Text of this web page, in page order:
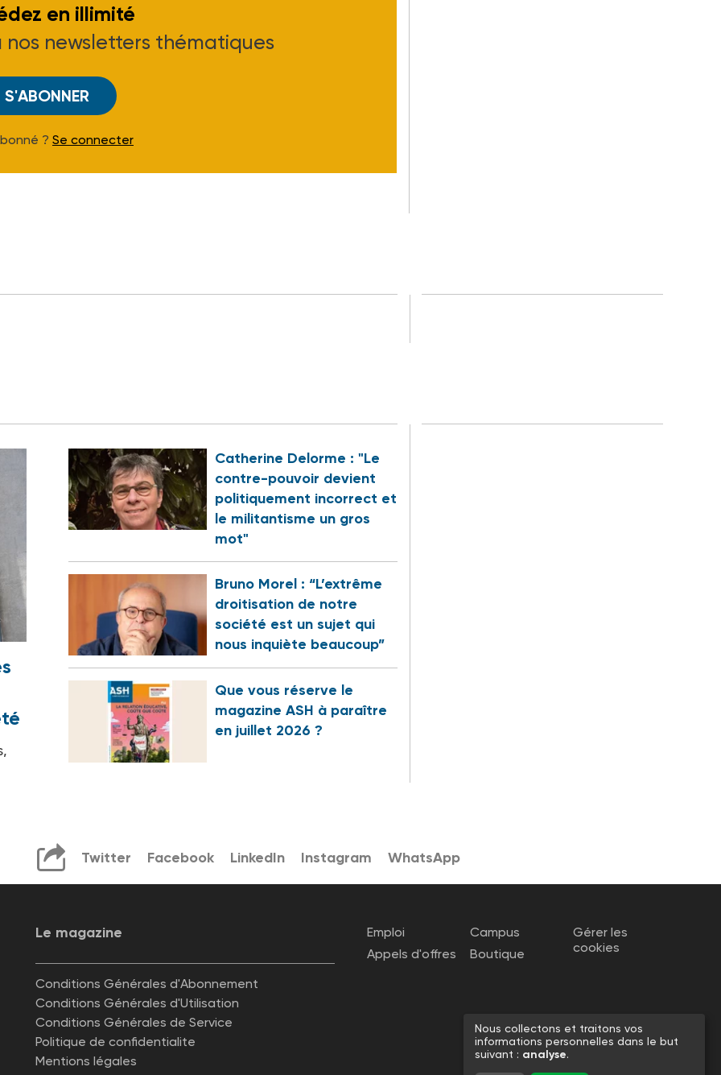
en illimité
nos newsletters thématiques
S'ABONNER
? Se connecter
Catherine Delorme : "Le
contre-pouvoir devient
politiquement incorrect et
le militantisme un gros
mot"
Bruno Morel : “L’extrême
droitisation de notre
société est un sujet qui
nous inquiète beaucoup”
Que vous réserve le
magazine ASH à paraître
en juillet 2026 ?
Twitter Facebook LinkedIn Instagram WhatsApp
Le magazine
Conditions Générales d'Abonnement
Conditions Générales d'Utilisation
Conditions Générales de Service
Politique de confidentialite
Mentions légales
Emploi
Appels d'offres
Campus
Boutique
Gérer les
cookies
Nous collectons et traitons vos
informations personnelles dans le but
suivant : analyse.